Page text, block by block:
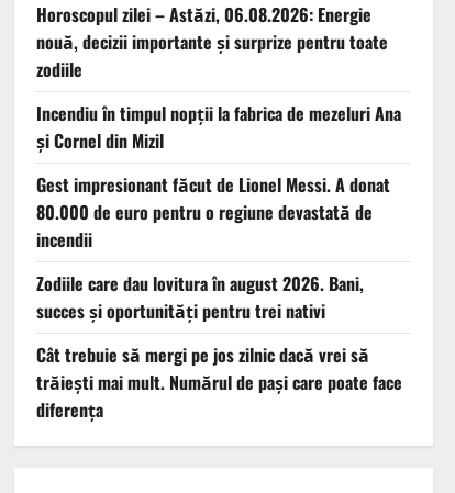
Horoscopul zilei – Astăzi, 06.08.2026: Energie
nouă, decizii importante și surprize pentru toate
zodiile
Incendiu în timpul nopții la fabrica de mezeluri Ana
și Cornel din Mizil
Gest impresionant făcut de Lionel Messi. A donat
80.000 de euro pentru o regiune devastată de
incendii
Zodiile care dau lovitura în august 2026. Bani,
succes și oportunități pentru trei nativi
Cât trebuie să mergi pe jos zilnic dacă vrei să
trăiești mai mult. Numărul de pași care poate face
diferența